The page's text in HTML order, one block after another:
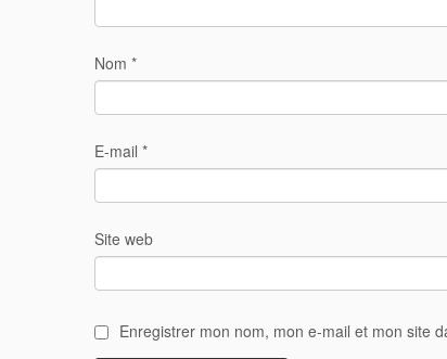
Nom *
E-mail *
Site web
Enregistrer mon nom, mon e-mail et mon site